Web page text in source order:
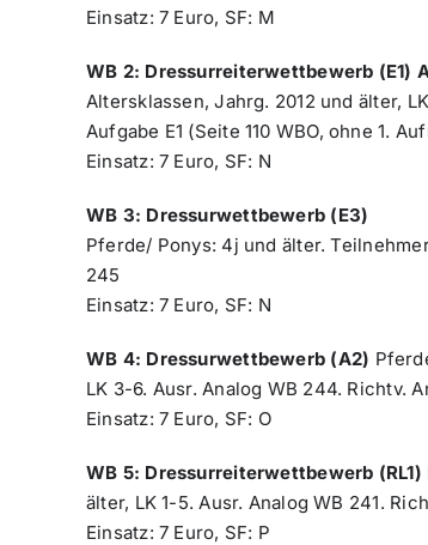
Einsatz: 7 Euro, SF: M
WB 2: Dressurreiterwettbewerb (E1)
Altersklassen, Jahrg. 2012 und älter,
Aufgabe E1 (Seite 110 WBO, ohne 1.
Einsatz: 7 Euro, SF: N
WB 3: Dressurwettbewerb (E3)
Pferde/ Ponys: 4j und älter.
245
Einsatz: 7 Euro, SF: N
WB 4: Dressurwettbewerb (A2)
LK 3-6. Ausr. Analog WB 244. Richtv.
Einsatz: 7 Euro, SF: O
WB 5: Dressurreiterwettbewerb (RL1)
älter, LK 1-5. Ausr. Analog WB 241.
Einsatz: 7 Euro, SF: P